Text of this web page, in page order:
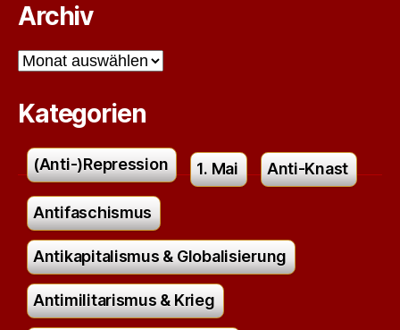
Archiv
Archiv
Kategorien
(Anti-)Repression 1. Mai Anti-Knast
Antifaschismus
Antikapitalismus & Globalisierung
Antimilitarismus & Krieg